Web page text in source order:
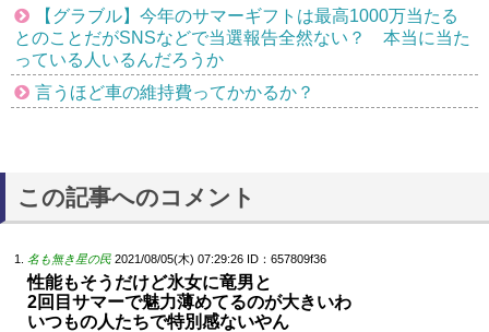
【グラブル】今年のサマーギフトは最高1000万当たる
とのことだがSNSなどで当選報告全然ない？ 本当に当た
っている人いるんだろうか
言うほど車の維持費ってかかるか？
この記事へのコメント
名も無き星の民 2021/08/05(木) 07:29:26 ID：657809f36
性能もそうだけど氷女に竜男と
2回目サマーで魅力薄めてるのが大きいわ
いつもの人たちで特別感ないやん